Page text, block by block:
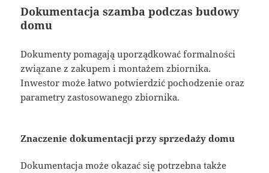
Dokumentacja szamba podczas budowy
domu
Dokumenty pomagają uporządkować formalności
związane z zakupem i montażem zbiornika.
Inwestor może łatwo potwierdzić pochodzenie oraz
parametry zastosowanego zbiornika.
Znaczenie dokumentacji przy sprzedaży domu
Dokumentacja może okazać się potrzebna także